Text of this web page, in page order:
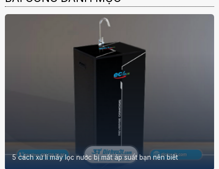
5 cách xử lí máy lọc nước bị mất áp suất bạn nên biêt